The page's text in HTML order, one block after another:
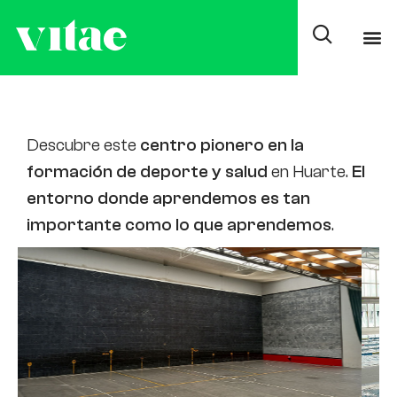
Descubre este centro pionero en la
formación de deporte y salud en Huarte. El
entorno donde aprendemos es tan
importante como lo que aprendemos.